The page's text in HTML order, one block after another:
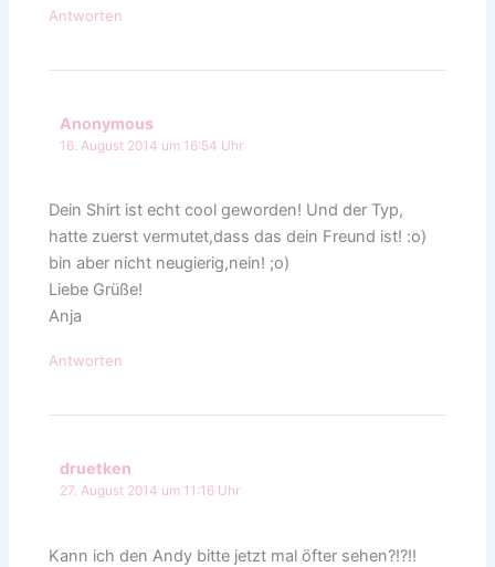
Antworten
Anonymous
16. August 2014 um 16:54 Uhr
Dein Shirt ist echt cool geworden! Und der Typ,
hatte zuerst vermutet,dass das dein Freund ist! :o)
bin aber nicht neugierig,nein! ;o)
Liebe Grüße!
Anja
Antworten
druetken
27. August 2014 um 11:16 Uhr
Kann ich den Andy bitte jetzt mal öfter sehen?!?!!